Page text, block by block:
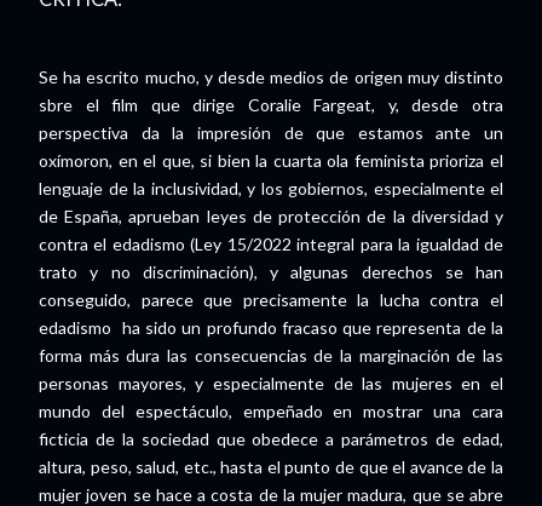
Se ha escrito mucho, y desde medios de origen muy distinto
sbre el film que dirige Coralie Fargeat, y, desde otra
perspectiva da la impresión de que estamos ante un
oxímoron, en el que, si bien la cuarta ola feminista prioriza el
lenguaje de la inclusividad, y los gobiernos, especialmente el
de España, aprueban leyes de protección de la diversidad y
contra el edadismo (Ley 15/2022 integral para la igualdad de
trato y no discriminación), y algunas derechos se han
conseguido, parece que precisamente la lucha contra el
edadismo ha sido un profundo fracaso que representa de la
forma más dura las consecuencias de la marginación de las
personas mayores, y especialmente de las mujeres en el
mundo del espectáculo, empeñado en mostrar una cara
ficticia de la sociedad que obedece a parámetros de edad,
altura, peso, salud, etc., hasta el punto de que el avance de la
mujer joven se hace a costa de la mujer madura, que se abre